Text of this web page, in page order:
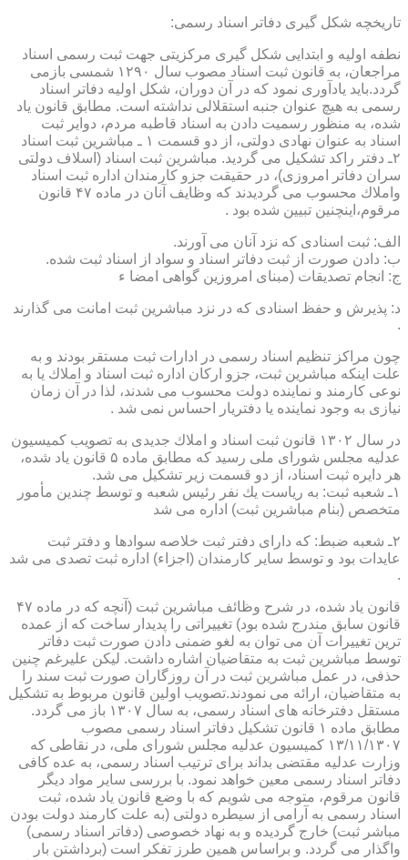
تاریخچه شكل گیری دفاتر اسناد رسمی:
نطفه اولیه و ابتدایی شكل گیری مركزیتی جهت ثبت رسمی اسناد
مراجعان، به قانون ثبت اسناد مصوب سال ۱۲۹۰ شمسی بازمی
گردد.باید یادآوری نمود كه در آن دوران، شكل اولیه دفاتر اسناد
رسمی به هیچ عنوان جنبه استقلالی نداشته است. مطابق قانون یاد
شده، به منظور رسمیت دادن به اسناد قاطبه مردم، دوایر ثبت
اسناد به عنوان نهادی دولتی، از دو قسمت ۱ ـ مباشرین ثبت اسناد
۲ـ دفتر راكد تشكیل می گردید. مباشرین ثبت اسناد (اسلاف دولتی
سران دفاتر امروزی)، در حقیقت جزو كارمندان اداره ثبت اسناد
واملاك محسوب می گردیدند كه وظایف آنان در ماده ۴۷ قانون
مرقوم،اینچنین تبیین شده بود .
الف: ثبت اسنادی كه نزد آنان می آورند.
ب: دادن صورت از ثبت دفاتر اسناد و سواد از اسناد ثبت شده.
ج: انجام تصدیقات (مبنای امروزین گواهی امضا ء
د: پذیرش و حفظ اسنادی كه در نزد مباشرین ثبت امانت می گذارند
.
چون مراكز تنظیم اسناد رسمی در ادارات ثبت مستقر بودند و به
علت اینكه مباشرین ثبت، جزو اركان اداره ثبت اسناد و املاك یا به
نوعی كارمند و نماینده دولت محسوب می شدند، لذا در آن زمان
نیازی به وجود نماینده یا دفتریار احساس نمی شد .
در سال ۱۳۰۲ قانون ثبت اسناد و املاك جدیدی به تصویب كمیسیون
عدلیه مجلس شورای ملی رسید كه مطابق ماده ۵ قانون یاد شده،
هر دایره ثبت اسناد، از دو قسمت زیر تشكیل می شد.
۱ـ شعبه ثبت: به ریاست یك نفر رئیس شعبه و توسط چندین مأمور
متخصص (بنام مباشرین ثبت) اداره می شد
۲ـ شعبه ضبط: كه دارای دفتر ثبت خلاصه سوادها و دفتر ثبت
عایدات بود و توسط سایر كارمندان (اجزاء) اداره ثبت تصدی می شد
.
قانون یاد شده، در شرح وظائف مباشرین ثبت (آنچه كه در ماده ۴۷
قانون سابق مندرج شده بود) تغییراتی را پدیدار ساخت كه از عمده
ترین تغییرات آن می توان به لغو ضمنی دادن صورت ثبت دفاتر
توسط مباشرین ثبت به متقاضیان اشاره داشت. لیكن علیرغم چنین
حذفی، در عمل مباشرین ثبت در آن روزگاران صورت ثبت سند را
به متقاضیان، ارائه می نمودند.تصویب اولین قانون مربوط به تشكیل
مستقل دفترخانه های اسناد رسمی، به سال ۱۳۰۷ باز می گردد.
مطابق ماده ۱ قانون تشكیل دفاتر اسناد رسمی مصوب
۱۳/۱۱/۱۳۰۷ كمیسیون عدلیه مجلس شورای ملی، در نقاطی كه
وزارت عدلیه مقتضی بداند برای ترتیب اسناد رسمی، به عده كافی
دفاتر اسناد رسمی معین خواهد نمود. با بررسی سایر مواد دیگر
قانون مرقوم، متوجه می شویم كه با وضع قانون یاد شده، ثبت
اسناد رسمی به آرامی از سیطره دولتی (به علت كارمند دولت بودن
مباشر ثبت) خارج گردیده و به نهاد خصوصی (دفاتر اسناد رسمی)
واگذار می گردد. و براساس همین طرز تفكر است (برداشتن بار